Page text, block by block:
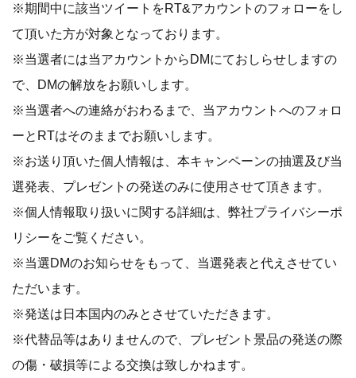
※期間中に該当ツイートをRT&アカウントのフォローをし
て頂いた方が対象となっております。
※当選者には当アカウントからDMにておしらせしますの
で、DMの解放をお願いします。
※当選者への連絡がおわるまで、当アカウントへのフォロ
ーとRTはそのままでお願いします。
※お送り頂いた個人情報は、本キャンペーンの抽選及び当
選発表、プレゼントの発送のみに使用させて頂きます。
※個人情報取り扱いに関する詳細は、弊社プライバシーポ
リシーをご覧ください。
※当選DMのお知らせをもって、当選発表と代えさせてい
ただいます。
※発送は日本国内のみとさせていただきます。
※代替品等はありませんので、プレゼント景品の発送の際
の傷・破損等による交換は致しかねます。